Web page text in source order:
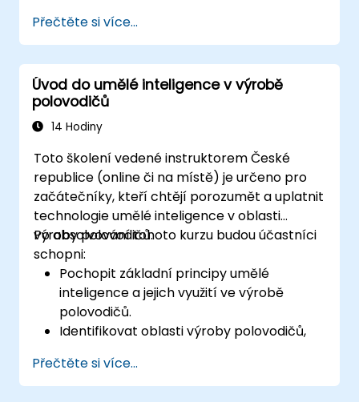
mohou signalizovat možné problémy.
Začlenit prediktivní údržbu založenou na
umělé inteligenci do stávajících
výrobních procesů.
Snižovat prostojy a náklady na údržbu
díky proaktivnímu řízení zařízení.
Přečtěte si více...
Úvod do umělé inteligence v výrobě
polovodičů
14 Hodiny
Toto školení vedené instruktorem České
republice (online či na místě) je určeno pro
začátečníky, kteří chtějí porozumět a uplatnit
technologie umělé inteligence v oblasti
výroby polovodičů.
Po absolvování tohoto kurzu budou účastníci
schopni:
Pochopit základní principy umělé
inteligence a jejich využití ve výrobě
polovodičů.
Identifikovat oblasti výroby polovodičů,
využít.
Využívat nástroje a techniky umělé
Přečtěte si více...